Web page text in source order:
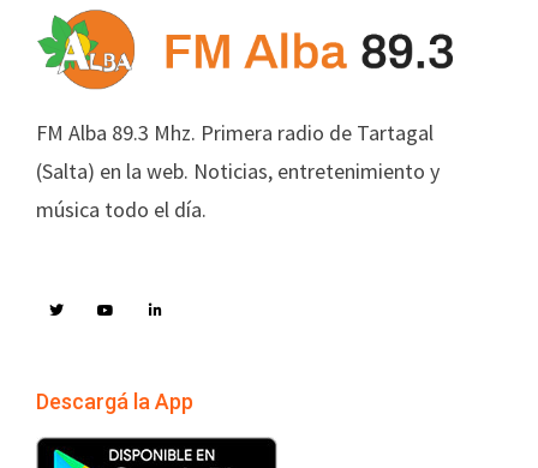
FM Alba 89.3 Mhz. Primera radio de Tartagal
(Salta) en la web. Noticias, entretenimiento y
música todo el día.
Descargá la App